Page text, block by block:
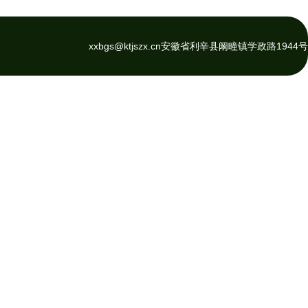
xxbgs@ktjszx.cn安徽省利辛县阚疃镇学政路1944号